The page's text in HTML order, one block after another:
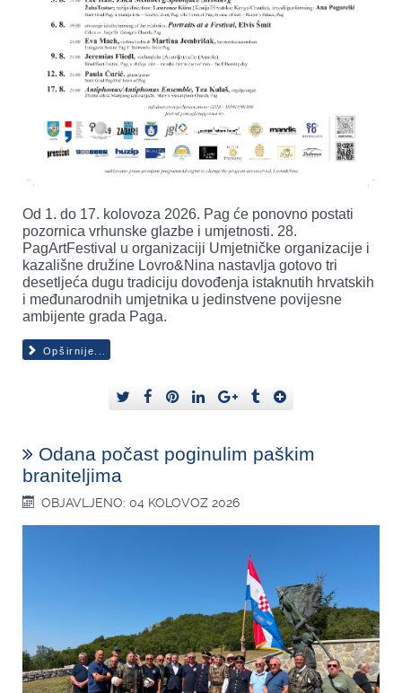
Od 1. do 17. kolovoza 2026. Pag će ponovno postati
pozornica vrhunske glazbe i umjetnosti. 28.
PagArtFestival u organizaciji Umjetničke organizacije i
kazališne družine Lovro&Nina nastavlja gotovo tri
desetljeća dugu tradiciju dovođenja istaknutih hrvatskih
i međunarodnih umjetnika u jedinstvene povijesne
ambijente grada Paga.
Opširnije...
Odana počast poginulim paškim
braniteljima
OBJAVLJENO: 04 KOLOVOZ 2026